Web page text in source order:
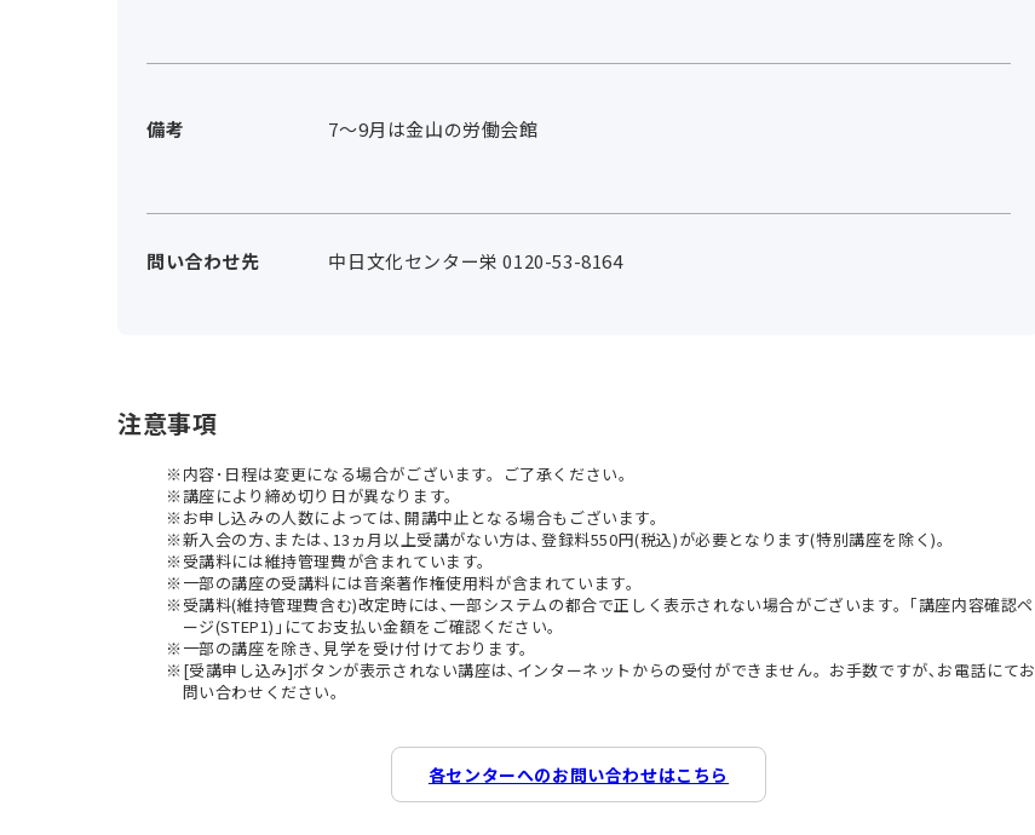
備考 7～9月は金山の労働会館
問い合わせ先 中日文化センター栄 0120-53-8164
注意事項
内容･日程は変更になる場合がございます。ご了承ください。
講座により締め切り日が異なります。
お申し込みの人数によっては､開講中止となる場合もございます。
新入会の方､または､13ヵ月以上受講がない方は､登録料550円(税込)が必要となります(特別講座を除く)。
受講料には維持管理費が含まれています。
一部の講座の受講料には音楽著作権使用料が含まれています。
受講料(維持管理費含む)改定時には､一部システムの都合で正しく表示されない場合がございます。｢講座内容確認ペ
ージ(STEP1)｣にてお支払い金額をご確認ください。
一部の講座を除き､見学を受け付けております。
[受講申し込み]ボタンが表示されない講座は､インターネットからの受付ができません。お手数ですが､お電話にてお
問い合わせください。
各センターへのお問い合わせはこちら